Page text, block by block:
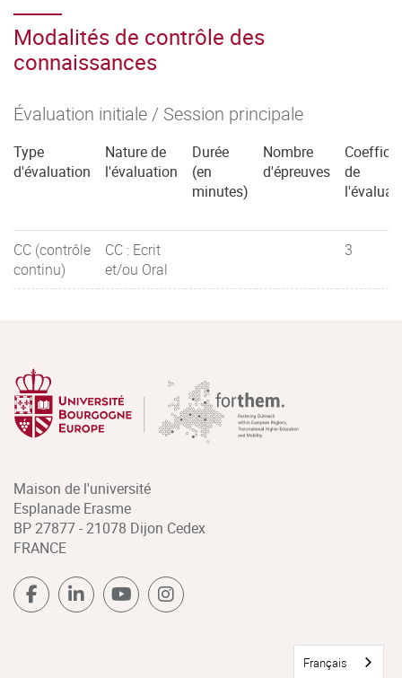
Modalités de contrôle des
connaissances
Évaluation initiale / Session principale
Type
d'évaluation
Nature de
l'évaluation
Durée
(en
minutes)
Nombre
d'épreuves
de
CC (contrôle
continu)
CC : Ecrit
et/ou Oral
3
Maison de l'université
Esplanade Erasme
BP 27877 - 21078 Dijon Cedex
FRANCE
Français